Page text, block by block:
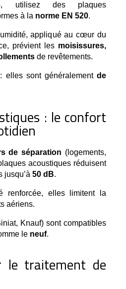
à la norme EN 520.
appliqué au cœur du
prévient les moisissures,
de revêtements.
elles sont généralement de
: le confort
de séparation (logements,
acoustiques réduisent
jusqu’à 50 dB.
renforcée, elles limitent la
aériens.
Knauf) sont compatibles
le neuf.
le traitement de